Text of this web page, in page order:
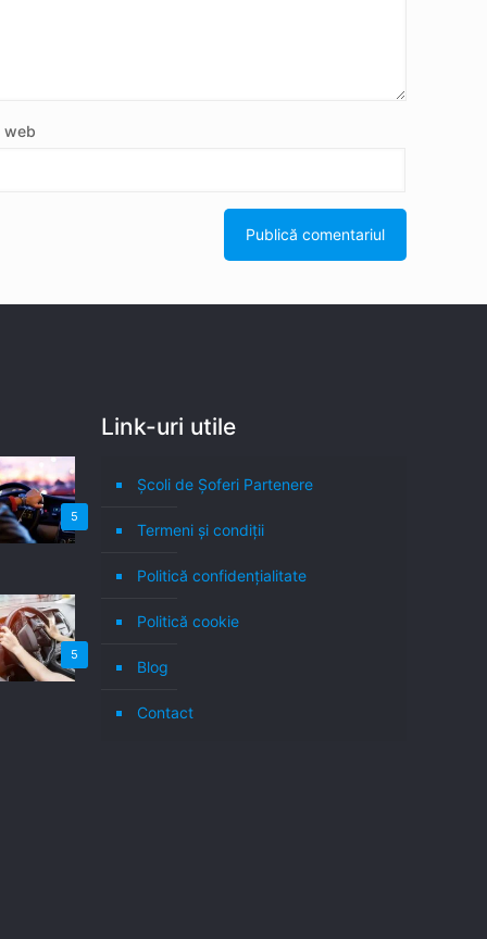
web
5
5
Link-uri utile
Școli de Șoferi Partenere
Termeni şi condiţii
Politică confidenţialitate
Politică cookie
Blog
Contact